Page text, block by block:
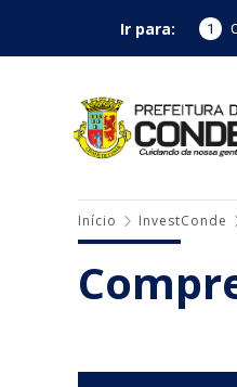
Ir para: 1
Início InvestConde